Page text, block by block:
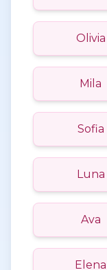
Olivia
Mila
Sofia
Luna
Ava
Elena